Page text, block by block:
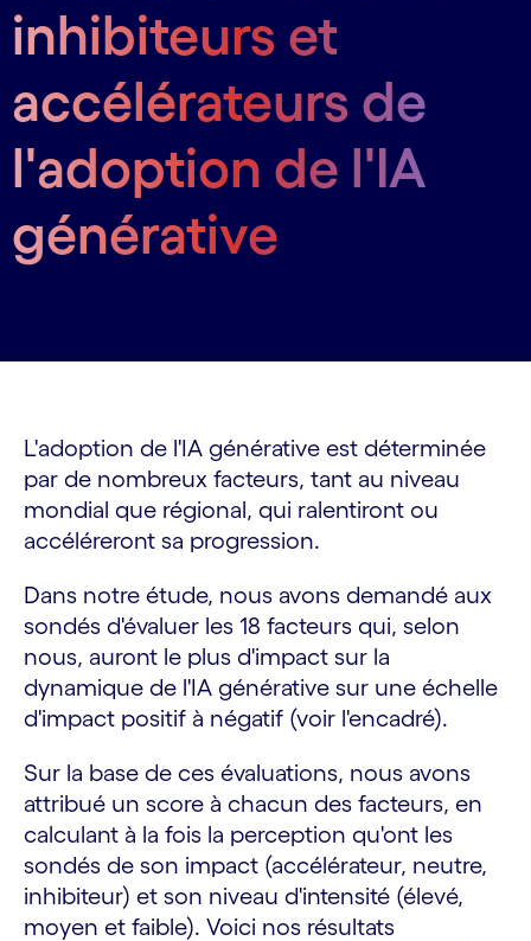
inhibiteurs et
accélérateurs de
l'adoption de l'IA
générative
L'adoption de l'IA générative est déterminée
par de nombreux facteurs, tant au niveau
mondial que régional, qui ralentiront ou
accéléreront sa progression.
Dans notre étude, nous avons demandé aux
sondés d'évaluer les 18 facteurs qui, selon
nous, auront le plus d'impact sur la
dynamique de l'IA générative sur une échelle
d'impact positif à négatif (voir l'encadré).
Sur la base de ces évaluations, nous avons
attribué un score à chacun des facteurs, en
calculant à la fois la perception qu'ont les
sondés de son impact (accélérateur, neutre,
inhibiteur) et son niveau d'intensité (élevé,
moyen et faible). Voici nos résultats